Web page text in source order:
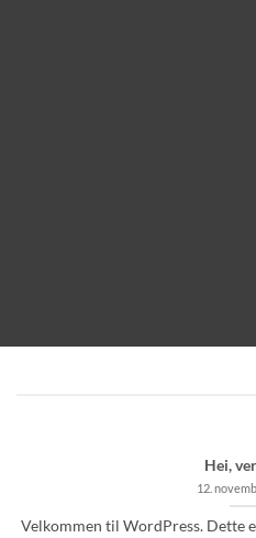
Hei,
12.
Velkommen til WordPress. Dette